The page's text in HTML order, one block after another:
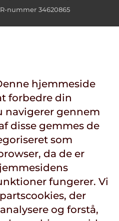
nummer 34620865
hjemmeside
forbedre din
navigerer gennem
disse gemmes de
som
da de er
fungerer. Vi
der
og forstå,